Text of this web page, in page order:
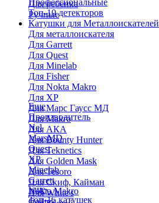
Для ребенка
Ручные
Профессиональные
Топ-10 детекторов
Катушки для Металлоискателей
Для металлоискателя
Для Garrett
Для Quest
Для Minelab
Для Fisher
Для Nokta Makro
Для XP
Для Марс Гаусс МД
Для Makro
Для АКА
Для Bounty Hunter
Для Teknetics
Для Golden Mask
Для Tesoro
Для Скиф, Кайман
Для White's
Еще
Производитель
Nel
MarsMD
Quest
XP
Minelab
Garrett
Nokta Makro
Еще
Топ-15 катушек